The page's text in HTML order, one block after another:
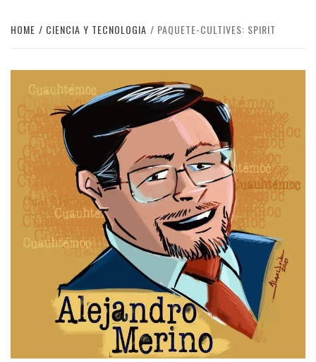
HOME CIENCIA Y TECNOLOGIA PAQUETE-CULTIVES: SPIRIT